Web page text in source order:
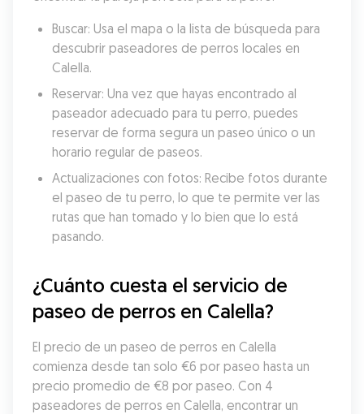
Buscar: Usa el mapa o la lista de búsqueda para
descubrir paseadores de perros locales en
Calella.
Reservar: Una vez que hayas encontrado al
paseador adecuado para tu perro, puedes
reservar de forma segura un paseo único o un
horario regular de paseos.
Actualizaciones con fotos: Recibe fotos durante
el paseo de tu perro, lo que te permite ver las
rutas que han tomado y lo bien que lo está
pasando.
¿Cuánto cuesta el servicio de
paseo de perros en Calella?
El precio de un paseo de perros en Calella
comienza desde tan solo €6 por paseo hasta un
precio promedio de €8 por paseo. Con 4
paseadores de perros en Calella, encontrar un